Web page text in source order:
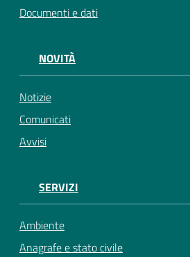
Documenti e dati
NOVITÀ
Notizie
Comunicati
Avvisi
SERVIZI
Ambiente
Anagrafe e stato civile